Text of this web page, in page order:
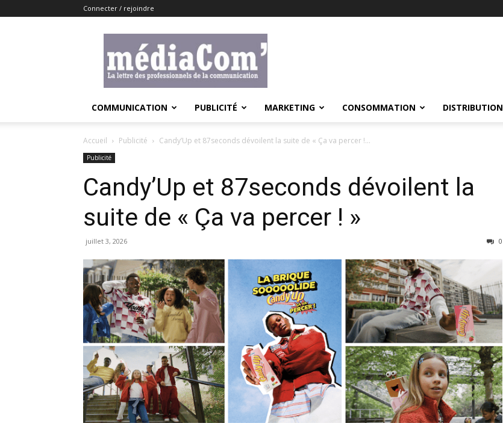
Connecter / rejoindre
COMMUNICATION PUBLICITÉ MARKETING CONSOMMATION DISTRIBUTION
Accueil Publicité Candy’Up et 87seconds dévoilent la suite de « Ça va percer !...
Publicité
Candy’Up et 87seconds dévoilent la
suite de « Ça va percer ! »
juillet 3, 2026 0